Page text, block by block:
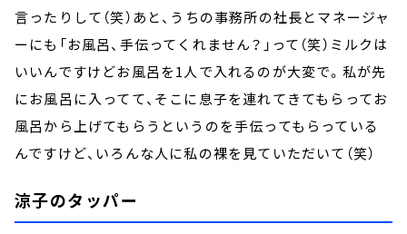
言ったりして（笑）あと、うちの事務所の社長とマネージャ
ーにも「お風呂、手伝ってくれません？」って（笑）ミルクは
いいんですけどお風呂を1人で入れるのが大変で。私が先
にお風呂に入ってて、そこに息子を連れてきてもらってお
風呂から上げてもらうというのを手伝ってもらっている
んですけど、いろんな人に私の裸を見ていただいて（笑）
涼子のタッパー